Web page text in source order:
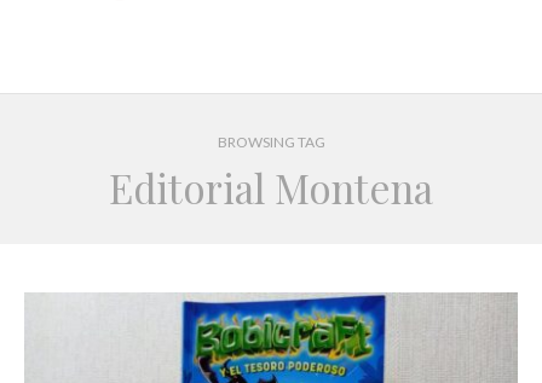
BROWSING TAG
Editorial Montena